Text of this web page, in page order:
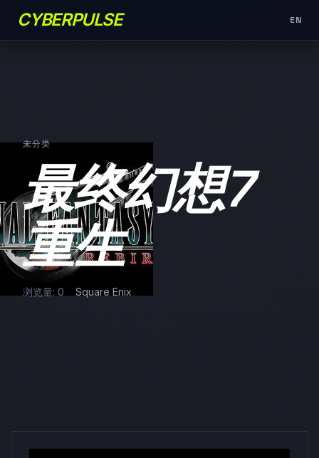
CYBERPULSE EN
未分类
最终幻想7
重生
浏览量: 0 Square Enix